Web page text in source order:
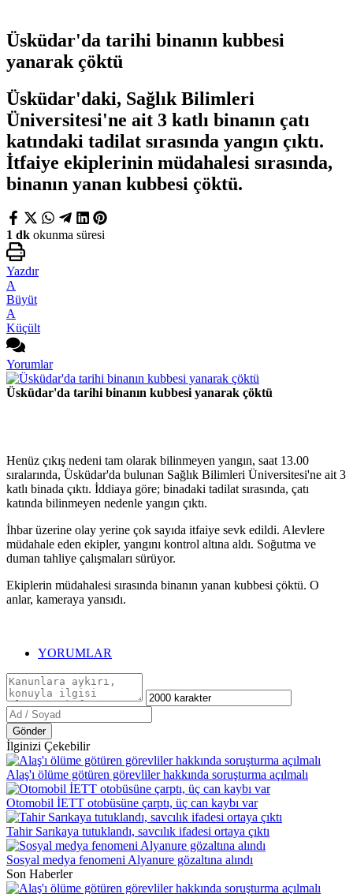
Üsküdar'da tarihi binanın kubbesi
yanarak çöktü
Üsküdar'daki, Sağlık Bilimleri
Üniversitesi'ne ait 3 katlı binanın çatı
katındaki tadilat sırasında yangın çıktı.
İtfaiye ekiplerinin müdahalesi sırasında,
binanın yanan kubbesi çöktü.
1 dk okunma süresi
Yazdır
A
Büyüt
A
Küçült
Yorumlar
Üsküdar'da tarihi binanın kubbesi yanarak çöktü
Henüz çıkış nedeni tam olarak bilinmeyen yangın, saat 13.00
sıralarında, Üsküdar'da bulunan Sağlık Bilimleri Üniversitesi'ne ait 3
katlı binada çıktı. İddiaya göre; binadaki tadilat sırasında, çatı
katında bilinmeyen nedenle yangın çıktı.
İhbar üzerine olay yerine çok sayıda itfaiye sevk edildi. Alevlere
müdahale eden ekipler, yangını kontrol altına aldı. Soğutma ve
duman tahliye çalışmaları sürüyor.
Ekiplerin müdahalesi sırasında binanın yanan kubbesi çöktü. O
anlar, kameraya yansıdı.
YORUMLAR
Gönder
İlginizi Çekebilir
Alaş'ı ölüme götüren görevliler hakkında soruşturma açılmalı
Otomobil İETT otobüsüne çarptı, üç can kaybı var
Tahir Sarıkaya tutuklandı, savcılık ifadesi ortaya çıktı
Sosyal medya fenomeni Alyanure gözaltına alındı
Son Haberler